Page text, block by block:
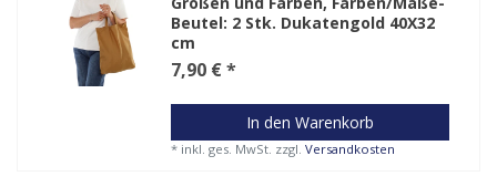
Beutel: 2 Stk. Dukatengold 40X32
cm
7,90 € *
In den Warenkorb
* inkl. ges. MwSt. zzgl.Versandkosten